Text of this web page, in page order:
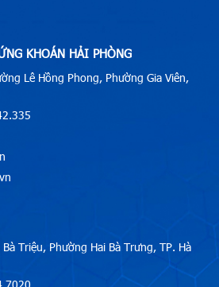
KHOÁN HẢI PHÒNG
Lê Hồng Phong, Phường Gia Viên,
Triệu, Phường Hai Bà Trưng, TP. Hà